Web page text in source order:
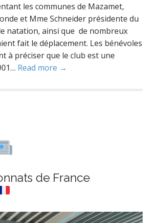
les communes de Mazamet,
et Mme Schneider présidente du
natation, ainsi que de nombreux
fait le déplacement. Les bénévoles
à préciser que le club est une
Read more →
de France